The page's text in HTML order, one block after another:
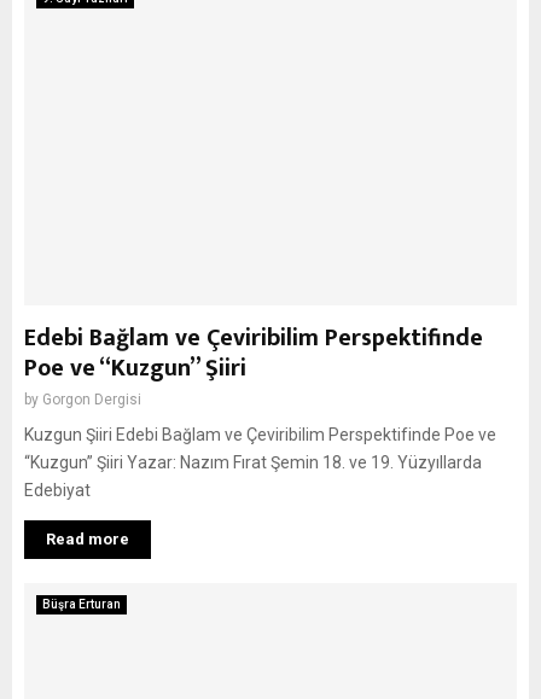
Edebi Bağlam ve Çeviribilim Perspektifinde
Poe ve “Kuzgun” Şiiri
by Gorgon Dergisi
Kuzgun Şiiri Edebi Bağlam ve Çeviribilim Perspektifinde Poe ve
“Kuzgun” Şiiri Yazar: Nazım Fırat Şemin 18. ve 19. Yüzyıllarda
Edebiyat
Read more
Büşra Erturan